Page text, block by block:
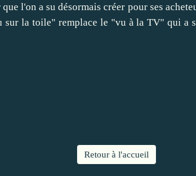
l'on a su désormais créer pour ses
sur la toile" remplace le "vu à la TV" qui a
Retour à l'accueil